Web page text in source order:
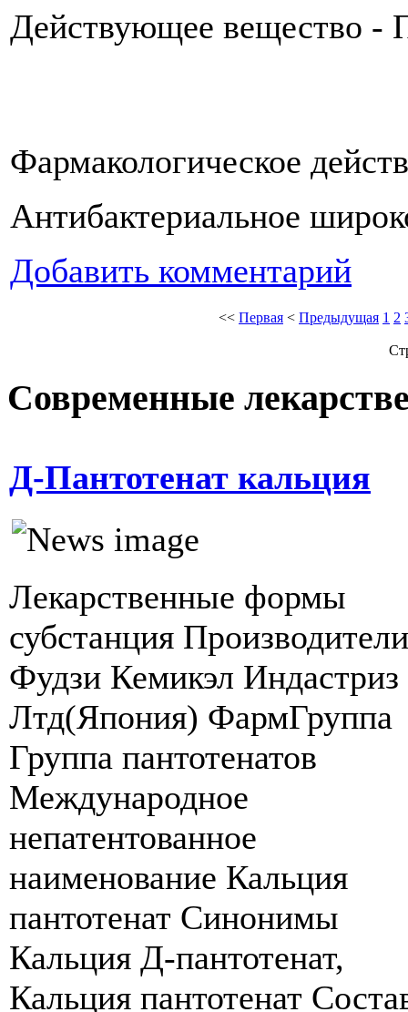
Действующее вещество -
Фармакологическое
Антибактериальное
Добавить комментарий
<< Первая < Предыдущая 1 2
Современные
Д-Пантотенат кальция
Лекарственные формы
субстанция Производители
Фудзи Кемикэл Индастриз
Лтд(Япония) ФармГруппа
Группа пантотенатов
Международное
непатентованное
наименование Кальция
пантотенат Синонимы
Кальция Д-пантотенат,
Кальция пантотенат